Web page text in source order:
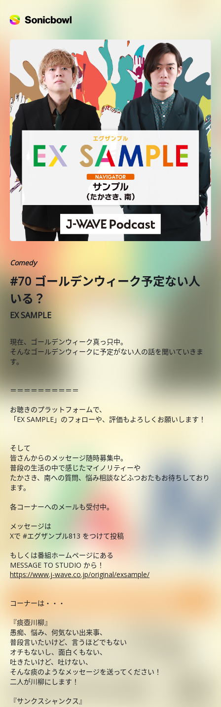
Comedy
#70 ゴールデンウィーク予定ない人
いる？
EX SAMPLE
現在、ゴールデンウィーク真っ只中。
そんなゴールデンウィークに予定がない人の話を聞いていきま
す。
＝＝＝＝＝＝＝＝＝＝
お聴きのプラットフォームで、
「EX SAMPLE」のフォローや、評価もよろしくお願いします！
そして
皆さんからのメッセージ随時募集中。
普段の生活の中で感じたマイノリティーや
たかさき、南への質問、悩み相談などふつおたもお待ちしており
ます。
各コーナーへのメールも受付中。
メッセージは
Xで #エグザンプル813 をつけて投稿
もしくは番組ホームページにある
MESSAGE TO STUDIO から！
https://www.j-wave.co.jp/original/exsample/
コーナーは・・・
『痰壺川柳』
愚痴、悩み、何気ない出来事、
普段言いたいけど、言うほどでもない
オチもないし、面白くもない、
吐きたいけど、吐けない、
そんな痰のようなメッセージを送ってください！
二人が川柳にします！
『サンクスシャンクス』